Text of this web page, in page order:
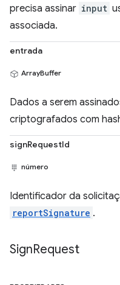
precisa assinar input
associada.
entrada
ArrayBuffer
Dados a serem
criptografados com
signRequestId
número
Identificador da
reportSignature .
SignRequest